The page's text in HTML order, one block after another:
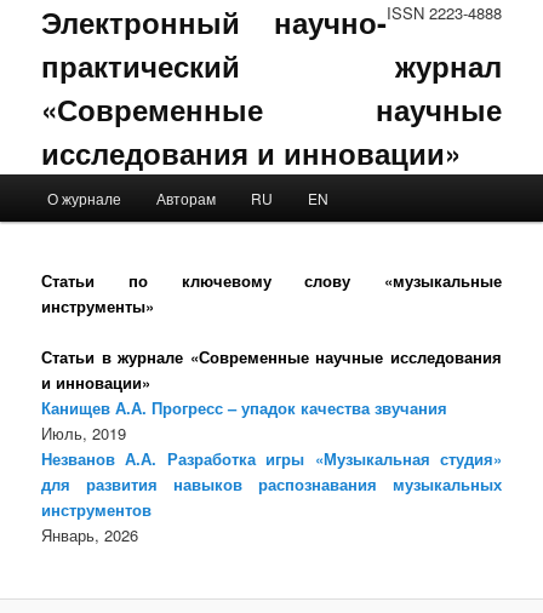
ISSN 2223-4888
Электронный научно-
практический журнал
«Современные научные
исследования и инновации»
Skip to primary content
Skip to secondary content
О журнале Авторам RU EN
Статьи по ключевому слову «музыкальные
инструменты»
Статьи в журнале «Современные научные исследования
и инновации»
Канищев А.А. Прогресс – упадок качества звучания
Июль, 2019
Незванов А.А. Разработка игры «Музыкальная студия»
для развития навыков распознавания музыкальных
инструментов
Январь, 2026